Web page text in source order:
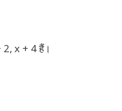
2, x + 4 हैं।